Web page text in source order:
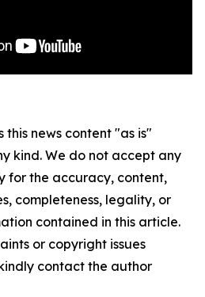
this news content "as is"
kind. We do not accept any
for the accuracy, content,
completeness, legality, or
contained in this article.
or copyright issues
contact the author